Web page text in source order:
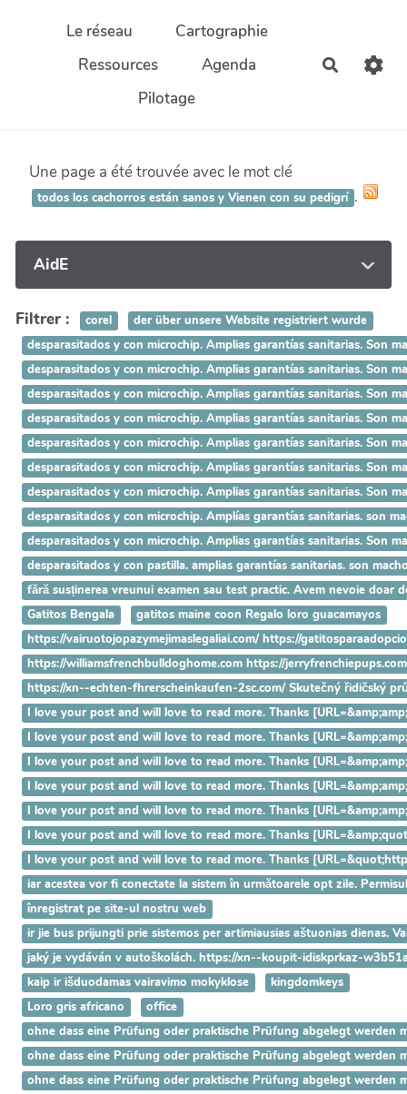
Aller au contenu principal
Le réseau
Cartographie
Ressources
Agenda
Pilotage
Une page a été trouvée avec le mot clé
todos los cachorros están sanos y Vienen con su pedigrí .
AidE
Filtrer : corel
der über unsere Website registriert wurde
desparasitados y con microchip. Amplias garantías sanitarias. Son
desparasitados y con microchip. Amplias garantías sanitarias. Son
desparasitados y con microchip. Amplias garantías sanitarias. Son
desparasitados y con microchip. Amplias garantías sanitarias. Son
desparasitados y con microchip. Amplias garantías sanitarias. Son
desparasitados y con microchip. Amplias garantías sanitarias. Son
desparasitados y con microchip. Amplias garantías sanitarias.
desparasitados y con microchip. Amplías garantías sanitarias. son
desparasitados y con microchip. Amplias garantías sanitarias. Son
desparasitados y con pastilla. amplias garantías sanitarias. son
fără susținerea vreunui examen sau test practic. Avem nevoie doar
Gatitos Bengala
gatitos maine coon Regalo loro guacamayos
https://vairuotojopazymejimaslegaliai.com/ https://
https://williamsfrenchbulldoghome.com https://
https://xn--echten-fhrerscheinkaufen-2sc.com/ Skutečný řidičský
I love your post and will love to read more. Thanks
I love your post and will love to read more. Thanks
I love your post and will love to read more. Thanks
I love your post and will love to read more. Thanks
I love your post and will love to read more. Thanks
I love your post and will love to read more. Thanks
I love your post and will love to read more. Thanks
iar acestea vor fi conectate la sistem în următoarele opt zile.
înregistrat pe site-ul nostru web
ir jie bus prijungti prie sistemos per artimiausias aštuonias dienas.
jaký je vydáván v autoškolách. https://xn--koupit-idiskprkaz-
kaip ir išduodamas vairavimo mokyklose
kingdomkeys
Loro gris africano
office
ohne dass eine Prüfung oder praktische Prüfung abgelegt werden
ohne dass eine Prüfung oder praktische Prüfung abgelegt werden
ohne dass eine Prüfung oder praktische Prüfung abgelegt werden